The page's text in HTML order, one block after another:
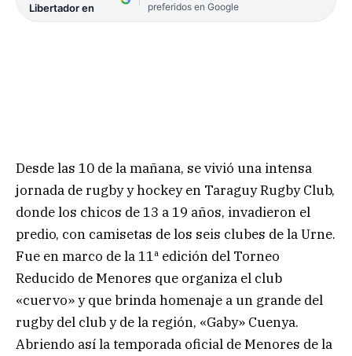
Libertador en
preferidos en Google
Desde las 10 de la mañana, se vivió una intensa
jornada de rugby y hockey en Taraguy Rugby Club,
donde los chicos de 13 a 19 años, invadieron el
predio, con camisetas de los seis clubes de la Urne.
Fue en marco de la 11ª edición del Torneo
Reducido de Menores que organiza el club
«cuervo» y que brinda homenaje a un grande del
rugby del club y de la región, «Gaby» Cuenya.
Abriendo así la temporada oficial de Menores de la